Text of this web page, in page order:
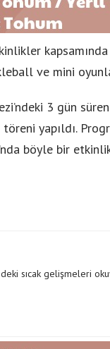
ve mini
3 gün
yapıldı.
böyle bir
sıcak gelişmeleri